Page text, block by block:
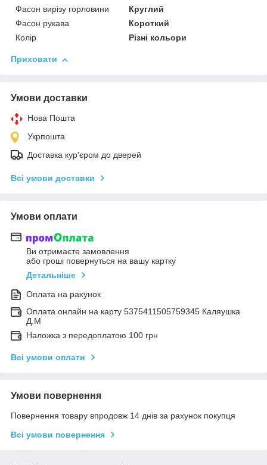
Фасон вирізу горловини
Круглий
Фасон рукава
Короткий
Колір
Різні кольори
Приховати
Умови доставки
Нова Пошта
Укрпошта
Доставка кур'єром до дверей
Всі умови доставки
Умови оплати
Ви отримаєте замовлення
або гроші повернуться на вашу картку
Детальніше
Оплата на рахунок
Оплата онлайн на карту 5375411505759345 Каляушка
Д.М
Наложка з передоплатою 100 грн
Всі умови оплати
Умови повернення
Повернення товару впродовж 14 днів за рахунок покупця
Всі умови повернення